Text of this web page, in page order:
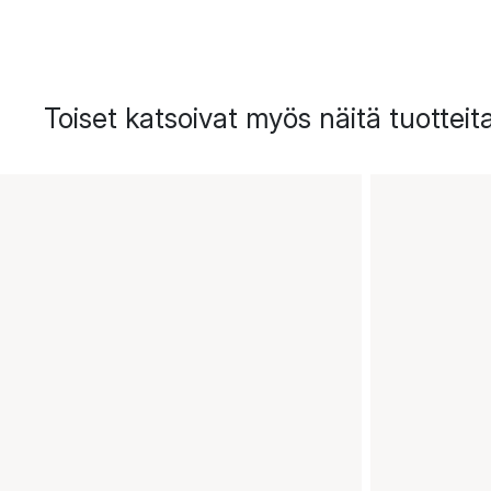
Toiset katsoivat myös näitä